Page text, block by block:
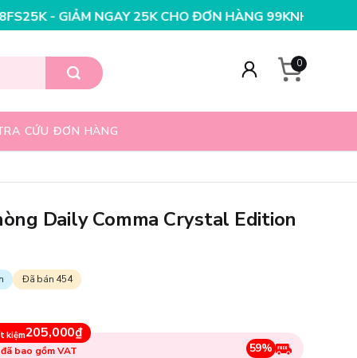
ĐƠN HÀNG 199KNHẬP MÃ T08FS25K - GIẢM NGAY
0
CỨU ĐƠN HÀNG
Daily Comma Crystal Edition
Đã bán 454
kiệm205,000₫
bao gồm VAT
59%